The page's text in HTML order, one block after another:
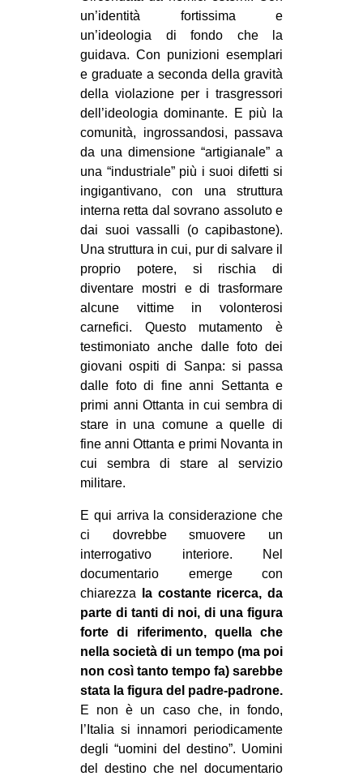
un’identità fortissima e
un’ideologia di fondo che la
guidava. Con punizioni esemplari
e graduate a seconda della gravità
della violazione per i trasgressori
dell’ideologia dominante. E più la
comunità, ingrossandosi, passava
da una dimensione “artigianale” a
una “industriale” più i suoi difetti si
ingigantivano, con una struttura
interna retta dal sovrano assoluto e
dai suoi vassalli (o capibastone).
Una struttura in cui, pur di salvare il
proprio potere, si rischia di
diventare mostri e di trasformare
alcune vittime in volonterosi
carnefici. Questo mutamento è
testimoniato anche dalle foto dei
giovani ospiti di Sanpa: si passa
dalle foto di fine anni Settanta e
primi anni Ottanta in cui sembra di
stare in una comune a quelle di
fine anni Ottanta e primi Novanta in
cui sembra di stare al servizio
militare.
E qui arriva la considerazione che
ci dovrebbe smuovere un
interrogativo interiore. Nel
documentario emerge con
chiarezza
la costante ricerca, da
parte di tanti di noi, di una figura
forte di riferimento, quella che
nella società di un tempo (ma poi
non così tanto tempo fa) sarebbe
stata la figura del padre-padrone.
E non è un caso che, in fondo,
l’Italia si innamori periodicamente
degli “uomini del destino”. Uomini
del destino che nel documentario